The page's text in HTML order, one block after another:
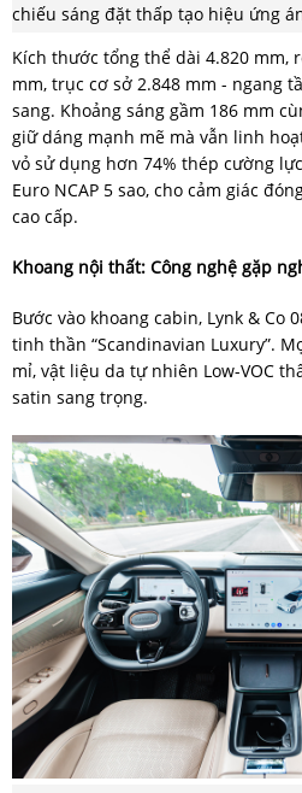
chiếu sáng đặt thấp tạo hiệu ứng
Kích thước tổng thể dài 4.820 mm,
mm, trục cơ sở 2.848 mm - ngang
sang. Khoảng sáng gầm 186 mm
giữ dáng mạnh mẽ mà vẫn linh
vỏ sử dụng hơn 74% thép cường
Euro NCAP 5 sao, cho cảm giác
cao cấp.
Khoang nội thất: Công nghệ gặp
Bước vào khoang cabin, Lynk & Co
tinh thần “Scandinavian Luxury”.
mỉ, vật liệu da tự nhiên Low-VOC
satin sang trọng.